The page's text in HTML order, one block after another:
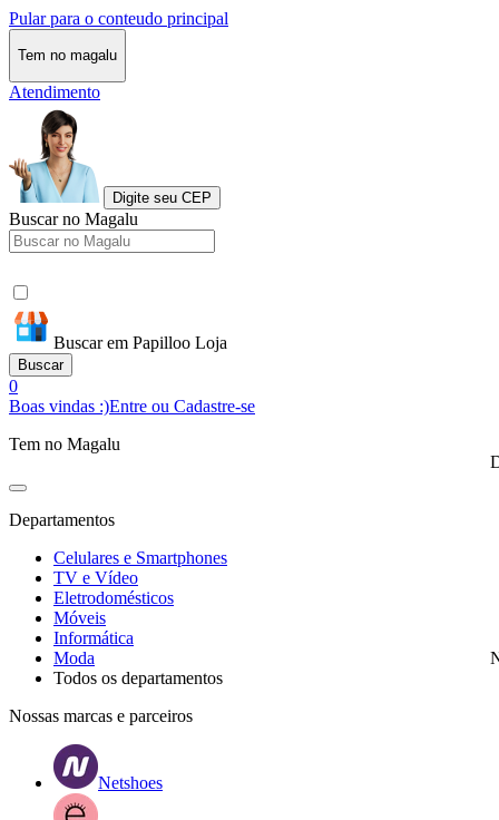
Pular para o conteudo principal
Tem no magalu
Atendimento
Digite seu CEP
Buscar no Magalu
Buscar em Papilloo Loja
Buscar
0
Boas vindas :)Entre ou Cadastre-se
Tem no Magalu
Departamentos
Celulares e Smartphones
TV e Vídeo
Eletrodomésticos
Móveis
Informática
Moda
Todos os departamentos
Nossas marcas e parceiros
Netshoes